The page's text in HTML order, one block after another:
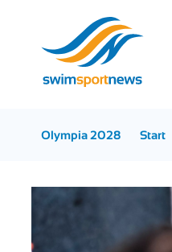
Olympia 2028 Start